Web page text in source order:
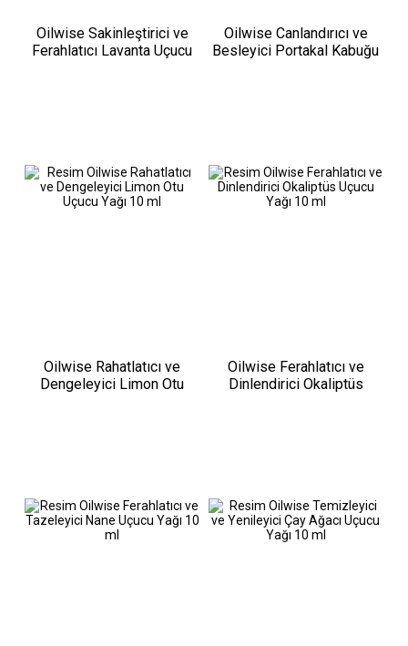
Oilwise Sakinleştirici ve
Ferahlatıcı Lavanta Uçucu
Oilwise Canlandırıcı ve
Besleyici Portakal Kabuğu
Oilwise Rahatlatıcı ve
Dengeleyici Limon Otu
Oilwise Ferahlatıcı ve
Dinlendirici Okaliptüs